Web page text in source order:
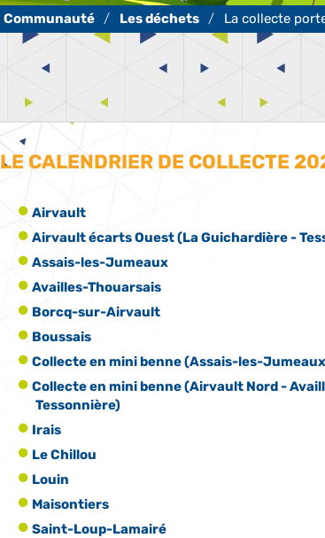
Communauté Les déchets La collecte
LE CALENDRIER DE COLLECTE
Airvault
Airvault écarts Ouest (La Guichardière -
Assais-les-Jumeaux
Availles-Thouarsais
Borcq-sur-Airvault
Boussais
Collecte en mini benne (Assais-les-
Collecte en mini benne (Airvault Nord -
Tessonnière)
Irais
Le Chillou
Louin
Maisontiers
Saint-Loup-Lamairé